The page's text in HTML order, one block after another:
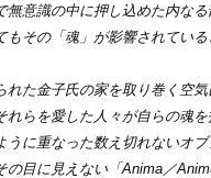
意識の中に押し込めた内な
その「魂」が影響されている
た金子氏の家を取り巻く空
らを愛した人々が自らの魂
うに重なった数え切れないオ
の目に⾒えない「Anima／